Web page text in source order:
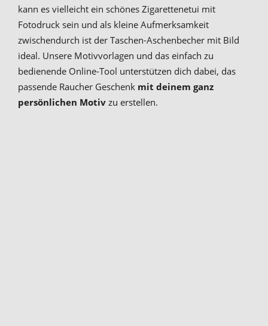
kann es vielleicht ein schönes Zigarettenetui mit
Fotodruck sein und als kleine Aufmerksamkeit
zwischendurch ist der Taschen-Aschenbecher mit Bild
ideal. Unsere Motivvorlagen und das einfach zu
bedienende Online-Tool unterstützen dich dabei, das
passende Raucher Geschenk mit deinem ganz
persönlichen Motiv zu erstellen.